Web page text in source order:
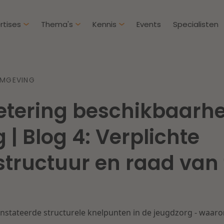
IE & Innovatie
Herstructurering & Insolventie
Energie
Thema's
een
meer
Dichtbij de kansen en
uitdagingen in de
woningbouw
Lees meer
Kennis Events Specialisten
| Blog 4: Verplichte
en raad van
structurele knelpunten in de jeugdzorg -